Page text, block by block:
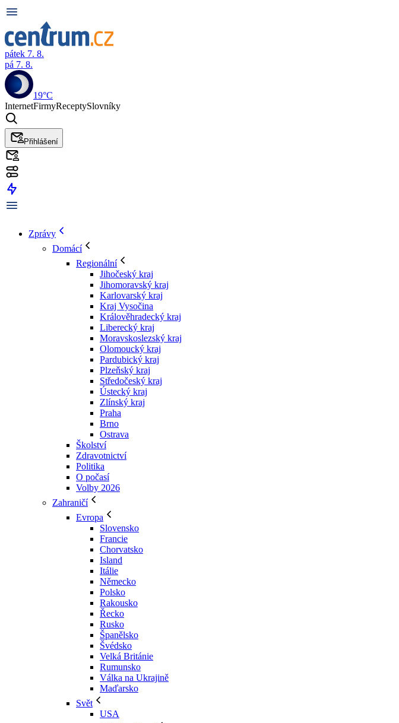
pátek 7. 8.
pá 7. 8.
19°C
InternetFirmyReceptySlovníky
Přihlášení
Zprávy
Domácí
Regionální
Jihočeský kraj
Jihomoravský kraj
Karlovarský kraj
Kraj Vysočina
Králověhradecký kraj
Liberecký kraj
Moravskoslezský kraj
Olomoucký kraj
Pardubický kraj
Plzeňský kraj
Středočeský kraj
Ústecký kraj
Zlínský kraj
Praha
Brno
Ostrava
Školství
Zdravotnictví
Politika
O počasí
Volby 2026
Zahraničí
Evropa
Slovensko
Francie
Chorvatsko
Island
Itálie
Německo
Polsko
Rakousko
Řecko
Rusko
Španělsko
Švédsko
Velká Británie
Rumunsko
Válka na Ukrajině
Maďarsko
Svět
USA